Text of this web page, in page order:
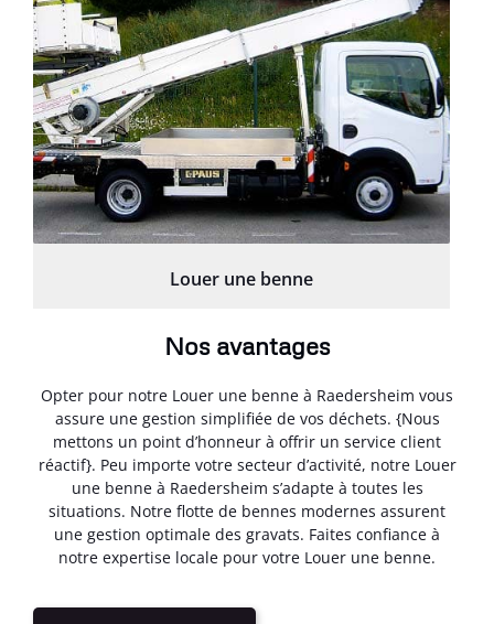
Louer une benne
Nos avantages
Opter pour notre Louer une benne à Raedersheim vous
assure une gestion simplifiée de vos déchets. {Nous
mettons un point d’honneur à offrir un service client
réactif}. Peu importe votre secteur d’activité, notre Louer
une benne à Raedersheim s’adapte à toutes les
situations. Notre flotte de bennes modernes assurent
une gestion optimale des gravats. Faites confiance à
notre expertise locale pour votre Louer une benne.